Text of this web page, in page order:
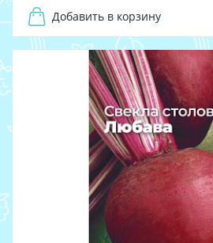
Добавить в корзину